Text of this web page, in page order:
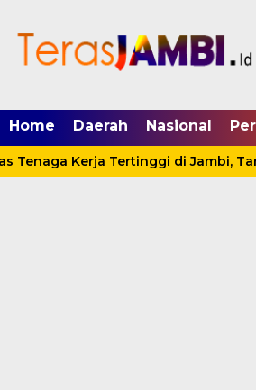
Home Daerah Nasional
Kerja Tertinggi di Jambi,